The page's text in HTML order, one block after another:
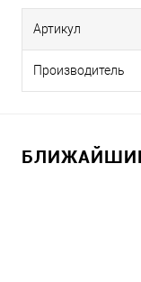
Артикул
Производитель